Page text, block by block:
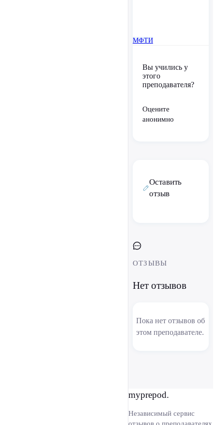
МФТИ
Вы учились у
этого
преподавателя?
Оцените
анонимно
Оставить
отзыв
ОТЗЫВЫ
Нет отзывов
Пока нет отзывов об
этом преподавателе.
myprepod.
Независимый сервис
отзывов о преподавателях